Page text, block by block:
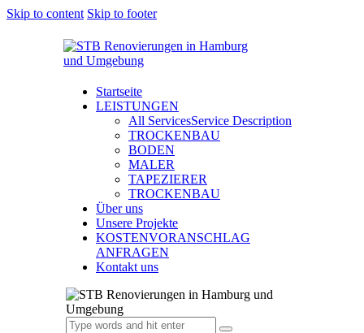
Skip to content Skip to footer
Startseite
LEISTUNGEN
All ServicesService Description
TROCKENBAU
BODEN
MALER
TAPEZIERER
TROCKENBAU
Über uns
Unsere Projekte
KOSTENVORANSCHLAG
ANFRAGEN
Kontakt uns